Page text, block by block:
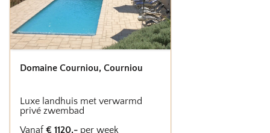
Domaine Courniou, Courniou
Luxe landhuis met verwarmd
privé zwembad
Vanaf € 1120,- per week